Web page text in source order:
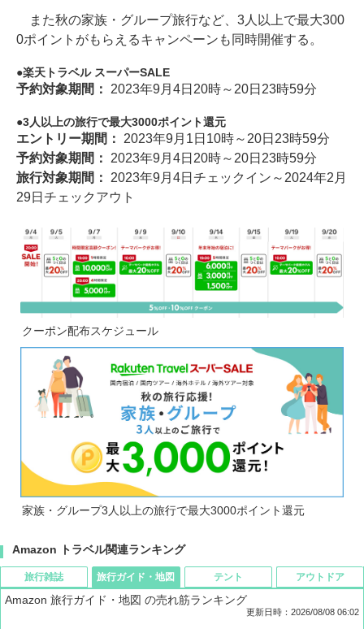
また秋の家族・グループ旅行など、3人以上で最大300
0ポイントがもらえるキャンペーンも同時開催する。
楽天トラベル スーパーSALE
予約対象期間： 2023年9月4日20時～20日23時59分
3人以上の旅行で最大3000ポイント還元
エントリー期間： 2023年9月1日10時～20日23時59分
予約対象期間： 2023年9月4日20時～20日23時59分
旅行対象期間： 2023年9月4日チェックイン～2024年2月
29日チェックアウト
クーポン配布スケジュール
家族・グループ3人以上の旅行で最大3000ポイント還元
Amazon トラベル関連ランキング
旅行雑誌 旅行ガイド・地図
Amazon 旅行ガイド・地図 の売れ筋ランキング
更新日時：2026/08/08 06:02
テント アウトドア